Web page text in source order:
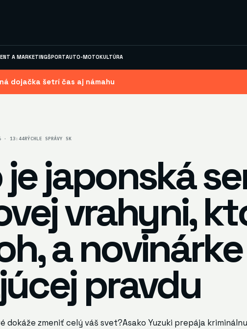
A MARKETINGŠPORTAUTO-MOTOKULTÚRA
dojačka šetrí čas aj námahu
· 13:44RÝCHLE SPRÁVY SK
japonská
vrahyni,
a novinárke
pravdu
dokáže zmeniť celý váš svet?Asako Yuzuki prepája